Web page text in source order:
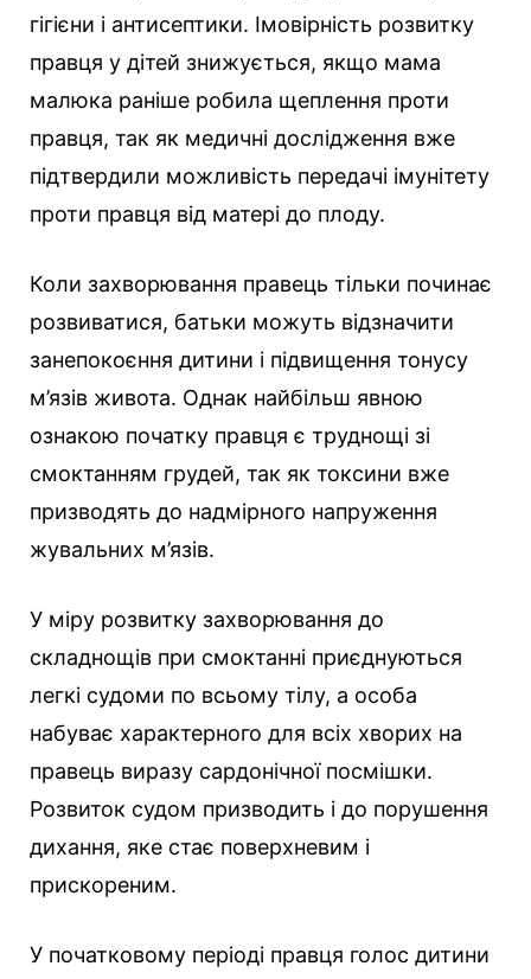
гігієни і антисептики. Імовірність розвитку
правця у дітей знижується, якщо мама
малюка раніше робила щеплення проти
правця, так як медичні дослідження вже
підтвердили можливість передачі імунітету
проти правця від матері до плоду.
Коли захворювання правець тільки починає
розвиватися, батьки можуть відзначити
занепокоєння дитини і підвищення тонусу
м’язів живота. Однак найбільш явною
ознакою початку правця є труднощі зі
смоктанням грудей, так як токсини вже
призводять до надмірного напруження
жувальних м’язів.
У міру розвитку захворювання до
складнощів при смоктанні приєднуються
легкі судоми по всьому тілу, а особа
набуває характерного для всіх хворих на
правець виразу сардонічної посмішки.
Розвиток судом призводить і до порушення
дихання, яке стає поверхневим і
прискореним.
У початковому періоді правця голос дитини